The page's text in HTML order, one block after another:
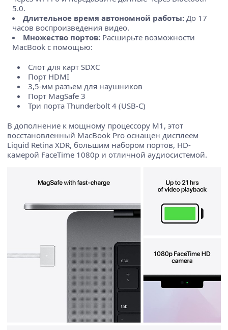
5.0.
Длительное время автономной работы: До 17
часов воспроизведения видео.
Множество портов: Расширьте возможности
MacBook с помощью:
Слот для карт SDXC
Порт HDMI
3,5-мм разъем для наушников
Порт MagSafe 3
Три порта Thunderbolt 4 (USB-C)
В дополнение к мощному процессору M1, этот
восстановленный MacBook Pro оснащен дисплеем
Liquid Retina XDR, большим набором портов, HD-
камерой FaceTime 1080p и отличной аудиосистемой.